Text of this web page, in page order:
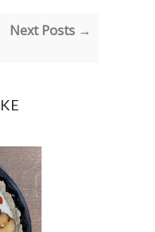
Next Posts →